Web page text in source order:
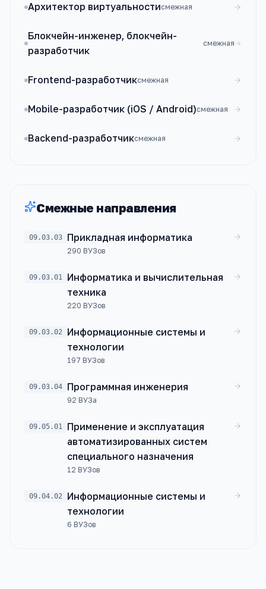
Архитектор виртуальностисмежная
Блокчейн-инженер, блокчейн-
разработчик
смежная
Frontend-разработчиксмежная
Mobile-разработчик (iOS / Android)смежная
Backend-разработчиксмежная
Смежные направления
09.03.03 Прикладная информатика
290 ВУЗов
09.03.01
Информатика и вычислительная
техника
220 ВУЗов
09.03.02
Информационные системы и
технологии
197 ВУЗов
09.03.04 Программная инженерия
92 ВУЗа
09.05.01
Применение и эксплуатация
автоматизированных систем
специального назначения
12 ВУЗов
09.04.02
Информационные системы и
технологии
6 ВУЗов